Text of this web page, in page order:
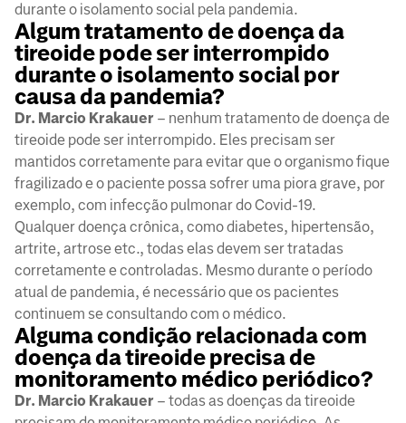
durante o isolamento social pela pandemia.
Algum tratamento de doença da
tireoide pode ser interrompido
durante o isolamento social por
causa da pandemia?
Dr. Marcio Krakauer – nenhum tratamento de doença de
tireoide pode ser interrompido. Eles precisam ser
mantidos corretamente para evitar que o organismo fique
fragilizado e o paciente possa sofrer uma piora grave, por
exemplo, com infecção pulmonar do Covid-19.
Qualquer doença crônica, como diabetes, hipertensão,
artrite, artrose etc., todas elas devem ser tratadas
corretamente e controladas. Mesmo durante o período
atual de pandemia, é necessário que os pacientes
continuem se consultando com o médico.
Alguma condição relacionada com
doença da tireoide precisa de
monitoramento médico periódico?
Dr. Marcio Krakauer – todas as doenças da tireoide